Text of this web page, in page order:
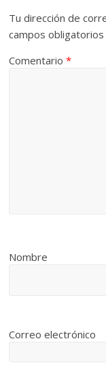
Tu dirección de
campos
Comentario*
Nombre
Correo electrónico